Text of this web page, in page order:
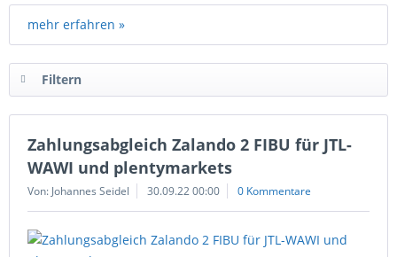
mehr erfahren »
Filtern
Zahlungsabgleich Zalando 2 FIBU für JTL-
WAWI und plentymarkets
Von: Johannes Seidel 30.09.22 00:00 0 Kommentare